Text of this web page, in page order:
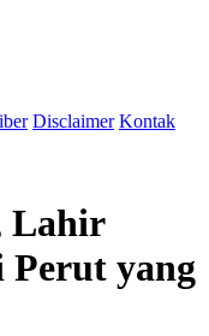
Disclaimer Kontak
Lahir
Perut yang